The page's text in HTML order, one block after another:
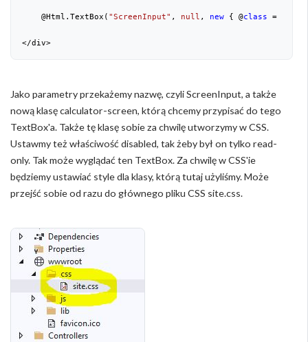
    @Html.TextBox(
"ScreenInput" , null , new { @class =
</div>
Jako parametry przekażemy nazwę, czyli ScreenInput, a także
nową klasę calculator-screen, którą chcemy przypisać do tego
TextBox'a. Także tę klasę sobie za chwilę utworzymy w CSS.
Ustawmy też właściwość disabled, tak żeby był on tylko read-
only. Tak może wyglądać ten TextBox. Za chwilę w CSS'ie
będziemy ustawiać style dla klasy, którą tutaj użyliśmy. Może
przejść sobie od razu do głównego pliku CSS site.css.